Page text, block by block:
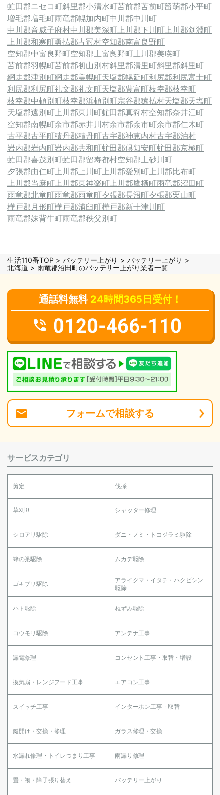
虻田郡ニセコ町斜里郡小清水町苫前郡苫前町留萌郡小平町
増毛郡増毛町雨竜郡幌加内町中川郡中川町
中川郡音威子府村中川郡美深町 上川郡下川町 上川郡剣淵町
上川郡和寒町勇払郡占冠村空知郡南富良野町
空知郡中富良野町空知郡上富良野町 上川郡美瑛町
苫前郡羽幌町苫前郡初山別村斜里郡清里町斜里郡斜里町
網走郡津別町網走郡美幌町天塩郡幌延町利尻郡利尻富士町
利尻郡利尻町礼文郡礼文町天塩郡豊富町枝幸郡枝幸町
枝幸郡中頓別町枝幸郡浜頓別町宗谷郡猿払村天塩郡天塩町
天塩郡遠別町 上川郡東川町虻田郡真狩村空知郡奈井江町
空知郡南幌町余市郡赤井川村余市郡余市町余市郡仁木町
古平郡古平町積丹郡積丹町古宇郡神恵内村古宇郡泊村
岩内郡岩内町岩内郡共和町虻田郡倶知安町虻田郡京極町
虻田郡喜茂別町虻田郡留寿都村空知郡上砂川町
夕張郡由仁町 上川郡上川町 上川郡愛別町 上川郡比布町
上川郡当麻町 上川郡東神楽町 上川郡鷹栖町雨竜郡沼田町
雨竜郡北竜町雨竜郡雨竜町夕張郡長沼町夕張郡栗山町
樺戸郡月形町樺戸郡浦臼町樺戸郡新十津川町
雨竜郡妹背牛町雨竜郡秩父別町
生活110番TOP バッテリー上がり
バッテリー上がり
北海道
雨竜郡沼田町のバッテリー上がり業者一覧
通話料無料 24時間365日受付！
0120-466-110
フォームで相談する
サービスカテゴリ
剪定 伐採
草刈り シャッター修理
シロアリ駆除 ダニ・ノミ・トコジラミ駆除
蜂の巣駆除 ムカデ駆除
ゴキブリ駆除
アライグマ・イタチ・ハクビシン
駆除
ハト駆除 ねずみ駆除
コウモリ駆除 アンテナ工事
漏電修理 コンセント工事・取替・増設
換気扇・レンジフード工事 エアコン工事
スイッチ工事 インターホン工事・取替
鍵開け・交換・修理 ガラス修理・交換
水漏れ修理・トイレつまり工事 雨漏り修理
畳・襖・障子張り替え バッテリー上がり